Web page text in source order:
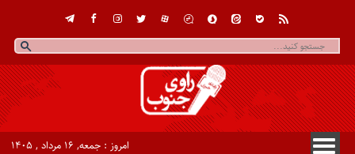
امروز : جمعه, ۱۶ مرداد , ۱۴۰۵